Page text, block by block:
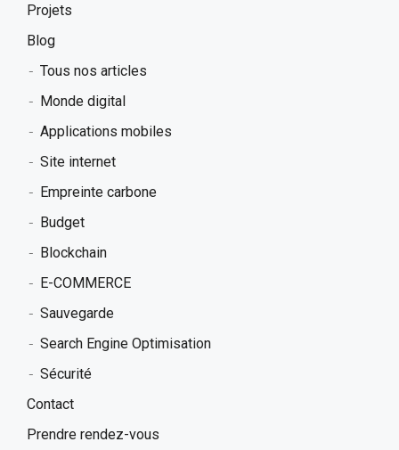
Projets
Blog
Tous nos articles
Monde digital
Applications mobiles
Site internet
Empreinte carbone
Budget
Blockchain
E-COMMERCE
Sauvegarde
Search Engine Optimisation
Sécurité
Contact
Prendre rendez-vous